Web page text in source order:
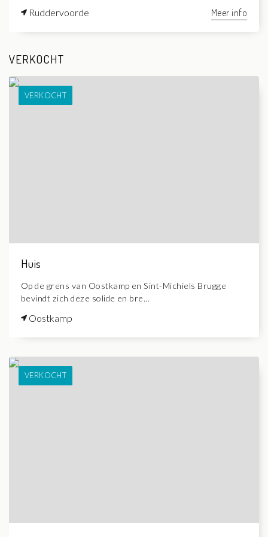
Ruddervoorde Meer info
VERKOCHT
VERKOCHT
Huis
Op de grens van Oostkamp en Sint-Michiels Brugge
bevindt zich deze solide en bre...
Oostkamp
VERKOCHT